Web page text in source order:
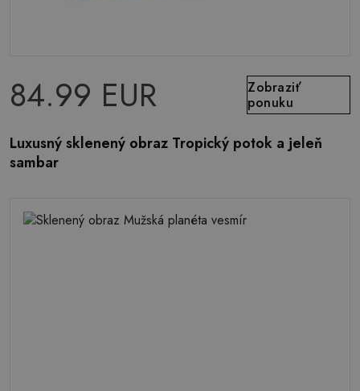
84.99 EUR
Zobraziť
ponuku
Luxusný sklenený obraz Tropický potok a jeleň
sambar